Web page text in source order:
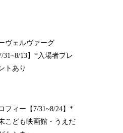
ヴェルヴァーグ
7/31~8/13】*入場者プレ
トあり
フィー【7/31~8/24】*
こども映画館・うえだ